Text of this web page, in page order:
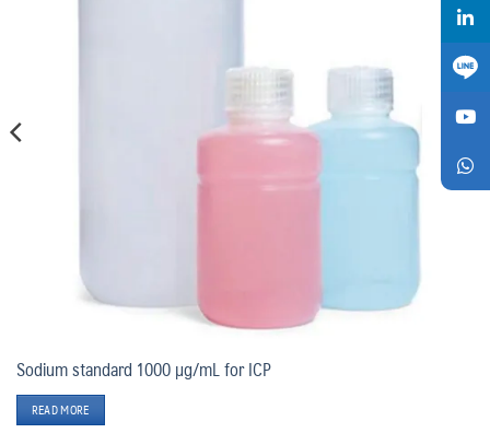
Sodium standard 1000 µg/mL for ICP
READ MORE